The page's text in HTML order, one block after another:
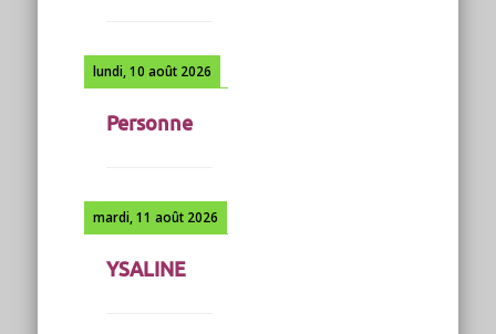
lundi, 10 août 2026
Personne
mardi, 11 août 2026
YSALINE